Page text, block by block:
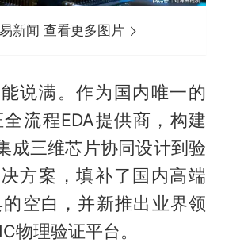
新闻 查看更多图片
说满。作为国内唯一的
流程EDA提供商，构建
成三维芯片协同设计到验
方案，填补了国内高端
空白，并新推出业界领
物理验证平台。